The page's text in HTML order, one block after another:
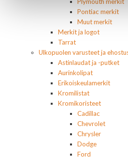
Pontiac merkit
Muut merkit
Merkit ja logot
Tarrat
Ulkopuolen varusteet ja
Astinlaudat ja -putket
Aurinkolipat
Erikoiskeulamerkit
Kromilistat
Kromikoristeet
Cadillac
Chevrolet
Chrysler
Dodge
Ford